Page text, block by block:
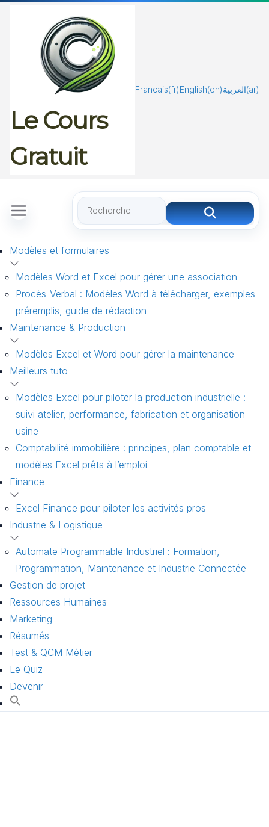
Le Cours
Gratuit
Français(fr) English(en)العربية(ar)
Modèles et formulaires
Modèles Word et Excel pour gérer une association
Procès-Verbal : Modèles Word à télécharger, exemples
préremplis, guide de rédaction
Maintenance & Production
Modèles Excel et Word pour gérer la maintenance
Meilleurs tuto
Modèles Excel pour piloter la production industrielle :
suivi atelier, performance, fabrication et organisation
usine
Comptabilité immobilière : principes, plan comptable et
modèles Excel prêts à l’emploi
Finance
Excel Finance pour piloter les activités pros
Industrie & Logistique
Automate Programmable Industriel : Formation,
Programmation, Maintenance et Industrie Connectée
Gestion de projet
Ressources Humaines
Marketing
Résumés
Test & QCM Métier
Le Quiz
Devenir